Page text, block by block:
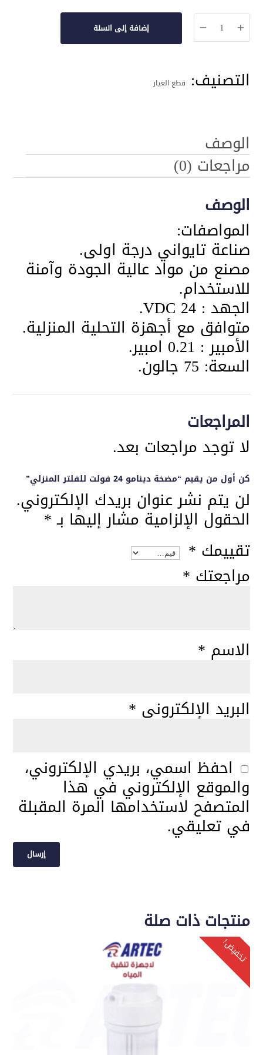
كمية
مضخة
24
المنزلي
إضافة إلى السلة
التصنيف: قطع الغيار
الوصف
مراجعات (0)
الوصف
المواصفات:
صناعة تايواني درجة اولى.
مصنع من مواد عالية الجودة وآمنة
للاستخدام.
الجهد : 24 VDC.
متوافق مع أجهزة التحلية المنزلية.
الأمبير : 0.21 امبير.
السعة: 75 جالون.
المراجعات
لا توجد مراجعات بعد.
كن أول من يقيم “مضخة دينامو 24 فولت للفلتر المنزلي”
لن يتم نشر عنوان بريدك الإلكتروني.
الحقول الإلزامية مشار إليها بـ*
تقييمك *
مراجعتك *
الاسم *
البريد الإلكتروني *
احفظ اسمي، بريدي الإلكتروني،
والموقع الإلكتروني في هذا
المتصفح لاستخدامها المرة المقبلة
في تعليقي.
منتجات ذات صلة
تخفيض!